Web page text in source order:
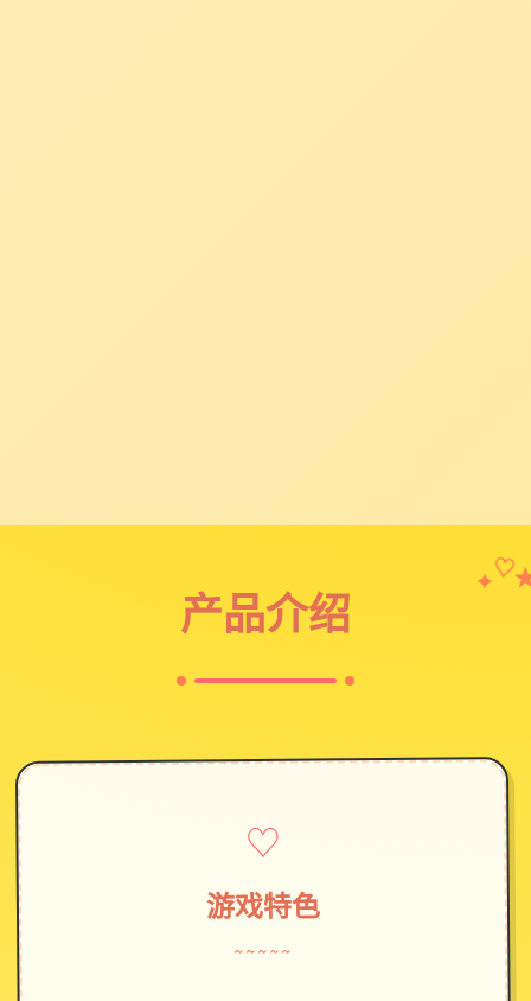
产品介绍
✦ ♡
♡
游戏特色
~~~~~